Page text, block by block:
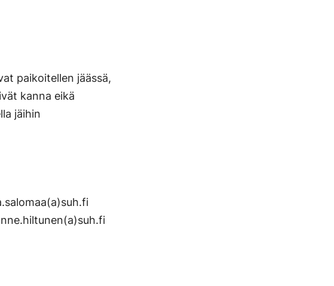
paikoitellen jäässä,
kanna eikä
jäihin